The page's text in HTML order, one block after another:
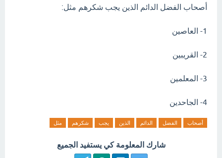
أصحاب الفضل الدائم الذين يجب شكرهم مثل:
1- العاصين
2- القريبين
3- المعلمين
4- الجاحدين
أصحاب الفضل الدائم الذين يجب شكرهم مثل
شارك المعلومة كي يستفيد الجميع